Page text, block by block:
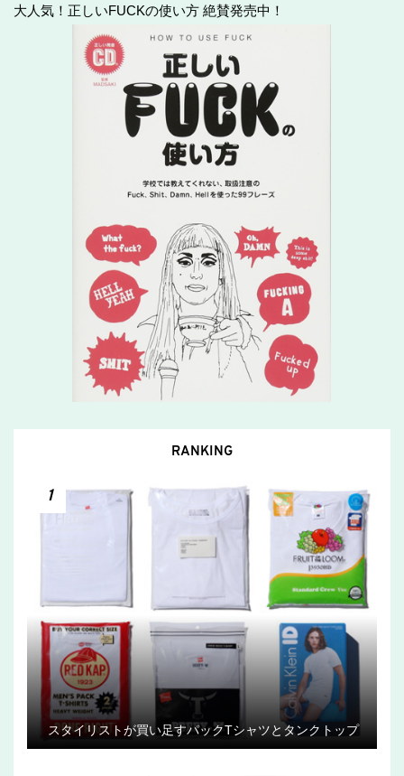
大人気！正しいFUCKの使い方 絶賛発売中！
RANKING
1
スタイリストが買い足すパックTシャツとタンクトップ